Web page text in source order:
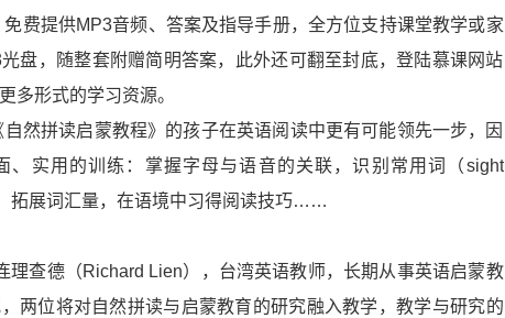
费提供MP3音频、答案及指导手册，全方位支持课堂教学或家
盘，随整套附赠简明答案，此外还可翻至封底，登陆慕课网站
多形式的学习资源。
然拼读启蒙教程》的孩子在英语阅读中更有可能领先一步，因
、实用的训练：掌握字母与语音的关联，识别常用词（sight
拓展词汇量，在语境中习得阅读技巧……
理查德（Richard Lien），台湾英语教师，长期从事英语启蒙教
两位将对自然拼读与启蒙教育的研究融入教学，教学与研究的